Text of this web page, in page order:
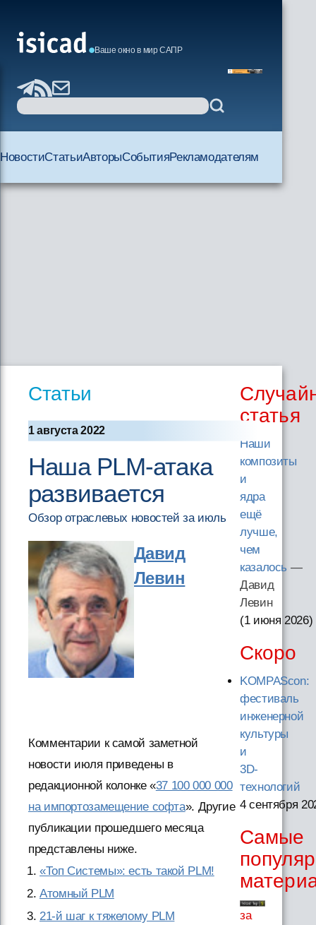
Ваше окно в мир САПР
НовостиСтатьиАвторыСобытияРекламодателям
Статьи
1 августа 2022
Наша PLM-атака
развивается
Обзор отраслевых новостей за июль
Давид
Левин
Комментарии к самой заметной
новости июля приведены в
редакционной колонке «37 100 000 000
на импортозамещение софта». Другие
публикации прошедшего месяца
представлены ниже.
«Топ Системы»: есть такой PLM!
Атомный PLM
21-й шаг к тяжелому PLM
статья
Наши
композиты
и
ядра
ещё
лучше,
чем
казалось —
Давид
Левин
(1 июня 2026)
Скоро
KOMPAScon:
фестиваль
инженерной
культуры
и
3D-
технологий
4 сентября
Самые
за